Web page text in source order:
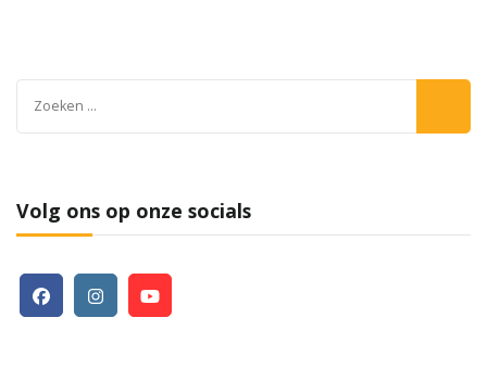
Volg ons op onze socials